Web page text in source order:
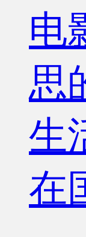
电
思
生
在